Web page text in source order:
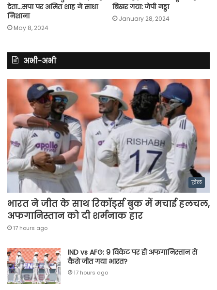
देता…सपा पर अमित शाह ने साधा
निशाना
May 8, 2024
बिखर गया: जेपी नड्डा
January 28, 2024
अभी-अभी
खेल
भारत ने जीत के साथ रिकॉर्ड्स बुक में मचाई हलचल,
अफगानिस्तान को दी शर्मनाक हार
17 hours ago
IND vs AFG: 9 विकेट पर ही अफगानिस्तान से
कैसे जीत गया भारत?
17 hours ago